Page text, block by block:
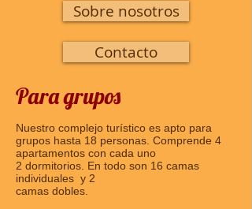
Para grupos
Nuestro complejo turístico es apto para
grupos hasta 18 personas. Comprende 4
apartamentos con cada uno
2 dormitorios. En todo son 16 camas
individuales y 2
camas dobles.
Sobre nosotros
Contacto